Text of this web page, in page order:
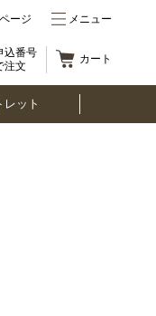
ージ メニュー
込番号
注文
カート
レット